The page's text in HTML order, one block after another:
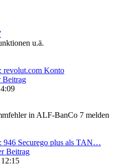
u.ä.
revolut.com Konto
Beitrag
in ALF-BanCo 7 melden
946 Securego plus als TAN…
Beitrag